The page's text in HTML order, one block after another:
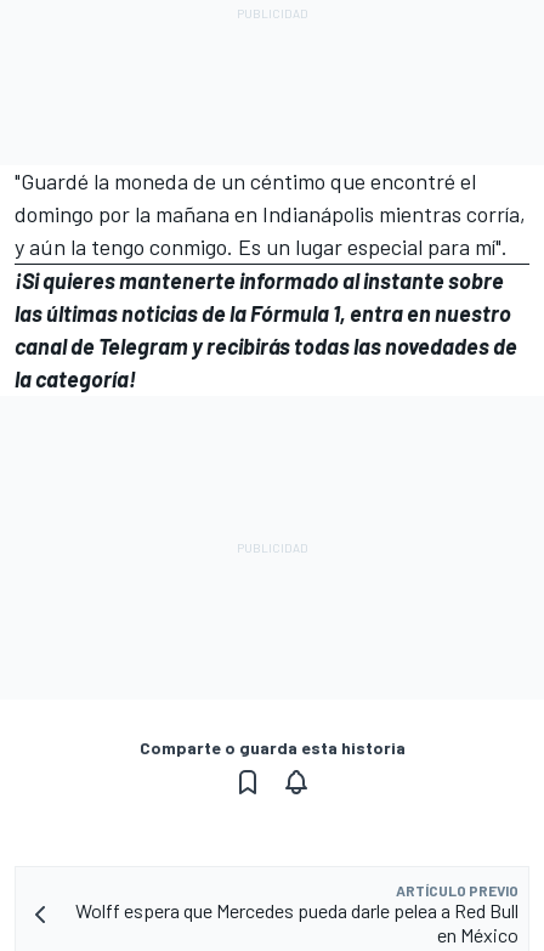
"Guardé la moneda de un céntimo que encontré el
domingo por la mañana en Indianápolis mientras corría,
y aún la tengo conmigo. Es un lugar especial para mí".
¡Si quieres mantenerte informado al instante sobre
las últimas noticias de la Fórmula 1, entra ennuestro
canal de Telegramy recibirás todas las novedades de
la categoría!
Comparte o guarda esta historia
ARTÍCULO PREVIO
Wolff espera que Mercedes pueda darle pelea a Red Bull
en México